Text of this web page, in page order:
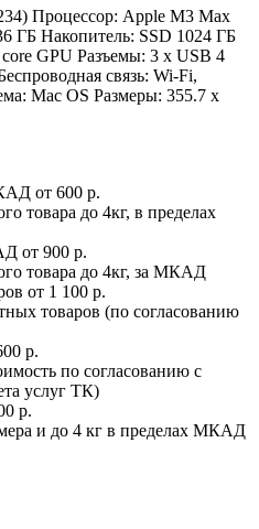
Процессор: Apple M3 Max
ГБ Накопитель: SSD 1024 ГБ
GPU Разъемы: 3 x USB 4
связь: Wi-Fi,
Mac OS Pазмеры: 355.7 x
от 600 р.
товара до 4кг, в пределах
от 900 р.
товара до 4кг, за МКАД
от 1 100 р.
товаров (по согласованию
р.
по согласованию с
услуг ТК)
р.
и до 4 кг в пределах МКАД